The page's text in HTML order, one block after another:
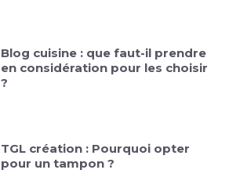
Blog cuisine : que faut-il prendre
en considération pour les choisir
?
TGL création : Pourquoi opter
pour un tampon ?